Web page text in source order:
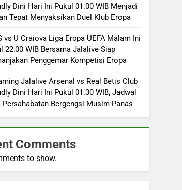
Dini Hari Ini Pukul 01.00 WIB Menjadi
Tepat Menyaksikan Duel Klub Eropa
vs U Craiova Liga Eropa UEFA Malam Ini
22.00 WIB Bersama Jalalive Siap
Penggemar Kompetisi Eropa
Jalalive Arsenal vs Real Betis Club
Dini Hari Ini Pukul 01.30 WIB, Jadwal
Persahabatan Bergengsi Musim Panas
Comments
to show.